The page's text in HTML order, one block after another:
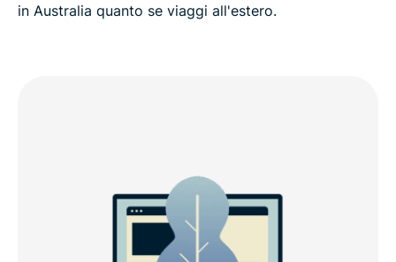
in Australia quanto se viaggi all'estero.